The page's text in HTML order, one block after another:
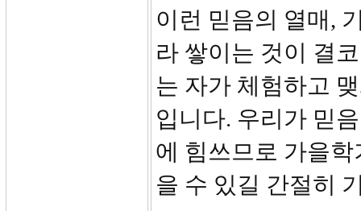
이런 믿음의 열매,
라 쌓이는 것이 결
는 자가 체험하고
입니다. 우리가 믿
에 힘쓰므로 가을
을 수 있길 간절히